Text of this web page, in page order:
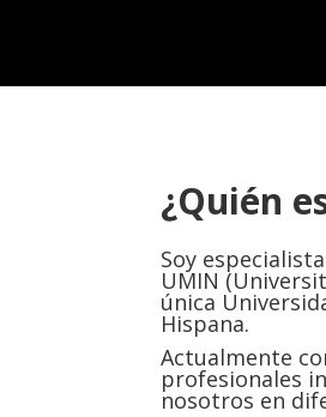
¿Quién
Soy
UMIN
única
Hispana.
Actualmente
profesionales
nosotros en